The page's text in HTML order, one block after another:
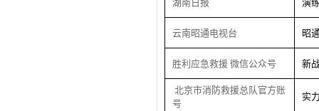
湖南日报 演
云南昭通电视台 昭
胜利应急救援 微信公众号 新
北京市消防救援总队官方账
号
实